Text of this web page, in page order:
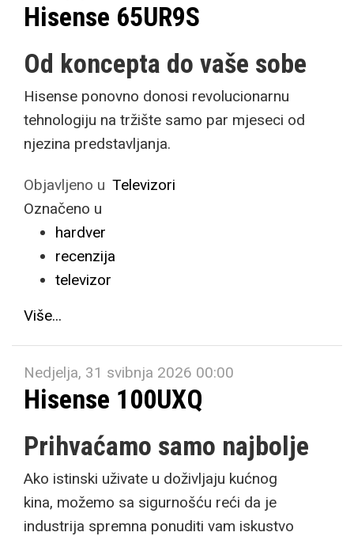
Hisense 65UR9S
Od koncepta do vaše sobe
Hisense ponovno donosi revolucionarnu
tehnologiju na tržište samo par mjeseci od
njezina predstavljanja.
Objavljeno u Televizori
Označeno u
hardver
recenzija
televizor
Više...
Nedjelja, 31 svibnja 2026 00:00
Hisense 100UXQ
Prihvaćamo samo najbolje
Ako istinski uživate u doživljaju kućnog
kina, možemo sa sigurnošću reći da je
industrija spremna ponuditi vam iskustvo